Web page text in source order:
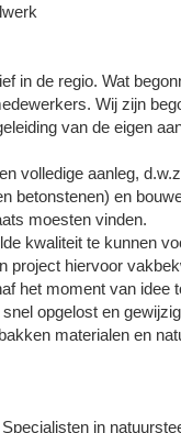
in de regio. Wat
Wij zijn
van de eigen
volledige aanleg,
betonstenen) en
moesten vinden.
kwaliteit te kunnen
project hiervoor
het moment van idee
opgelost en
materialen en
in